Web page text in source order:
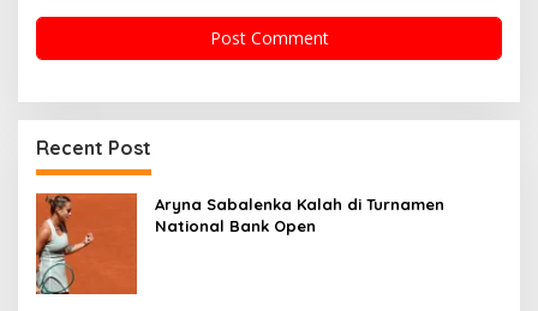
Recent Post
Aryna Sabalenka Kalah di Turnamen
National Bank Open